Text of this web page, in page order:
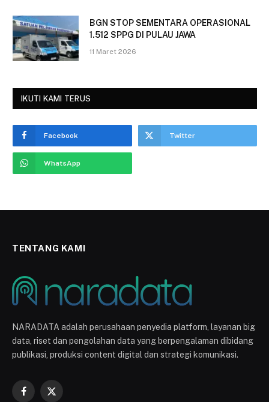
BGN STOP SEMENTARA OPERASIONAL
1.512 SPPG DI PULAU JAWA
11 Maret 2026
IKUTI KAMI TERUS
Facebook Twitter
WhatsApp
TENTANG KAMI
NARADATA adalah perusahaan penyedia platform, layanan big
data, riset dan pengolahan data yang berpengalaman dibidang
publikasi, produksi content digital dan strategi komunikasi.
Facebook
X